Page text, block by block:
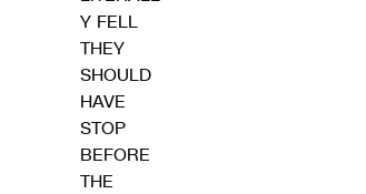
Y FELL
THEY
SHOULD
HAVE
STOP
BEFORE
THE